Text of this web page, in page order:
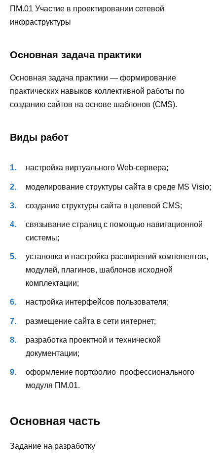
ПМ.01 Участие в проектировании сетевой
инфраструктуры
Основная задача практики
Основная задача практики — формирование
практических навыков коллективной работы по
созданию сайтов на основе шаблонов (CMS).
Виды работ
настройка виртуального Web-сервера;
моделирование структуры сайта в среде MS Visio;
создание структуры сайта в целевой CMS;
связывание страниц с помощью навигационной
системы;
установка и настройка расширений компонентов,
модулей, плагинов, шаблонов исходной
комплектации;
настройка интерфейсов пользователя;
размещение сайта в сети интернет;
разработка проектной и технической
документации;
оформление портфолио профессионального
модуля ПМ.01.
Основная часть
Задание на разработку